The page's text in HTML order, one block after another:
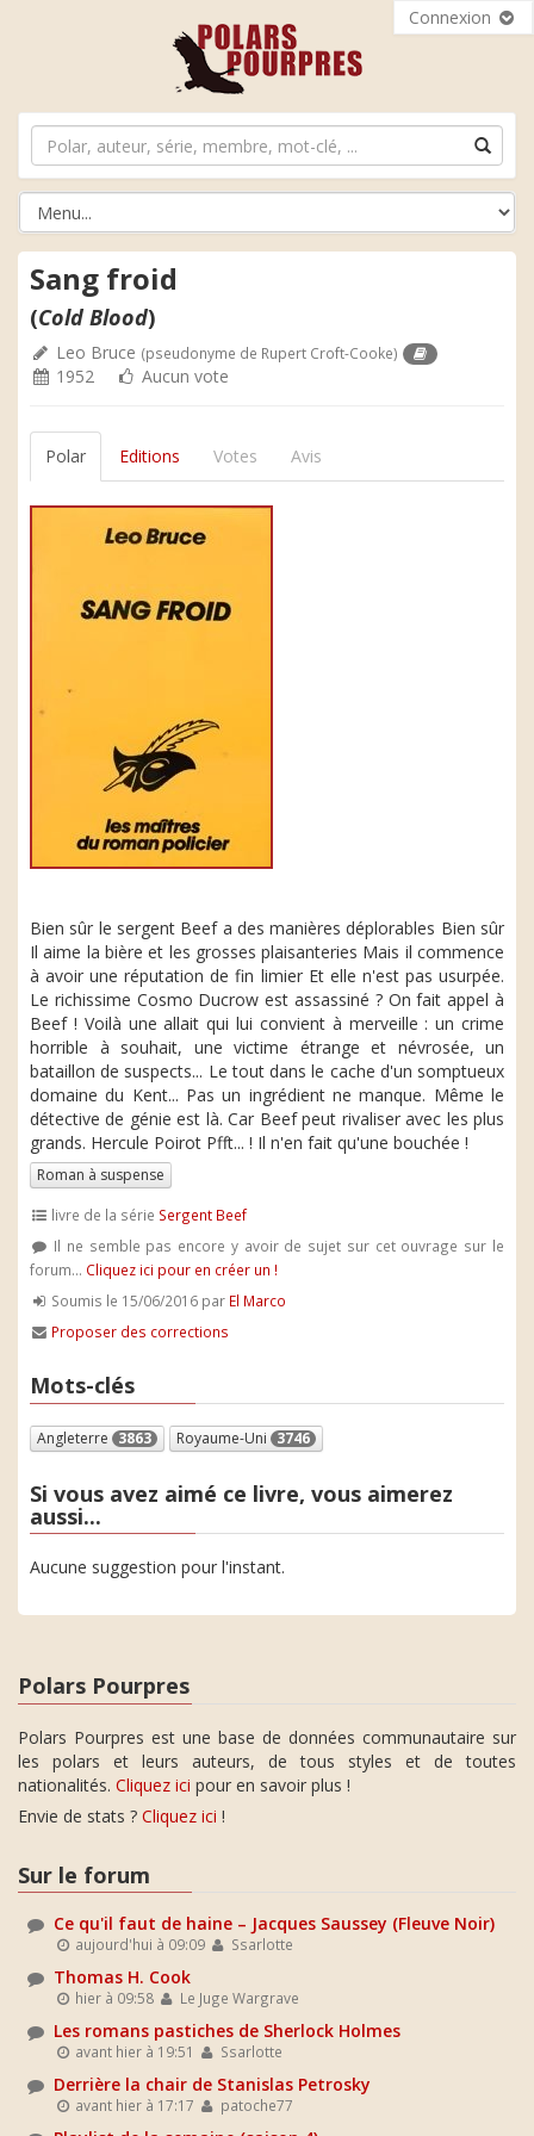
Connexion
Sang froid
(Cold Blood)
Leo Bruce (pseudonyme de Rupert Croft-Cooke)
1952 Aucun vote
Polar Editions Votes Avis
Bien sûr le sergent Beef a des manières déplorables Bien sûr
Il aime la bière et les grosses plaisanteries Mais il commence
à avoir une réputation de fin limier Et elle n'est pas usurpée.
Le richissime Cosmo Ducrow est assassiné ? On fait appel à
Beef ! Voilà une allait qui lui convient à merveille : un crime
horrible à souhait, une victime étrange et névrosée, un
bataillon de suspects... Le tout dans le cache d'un somptueux
domaine du Kent... Pas un ingrédient ne manque. Même le
détective de génie est là. Car Beef peut rivaliser avec les plus
grands. Hercule Poirot Pfft... ! Il n'en fait qu'une bouchée !
Roman à suspense
livre de la série Sergent Beef
Il ne semble pas encore y avoir de sujet sur cet ouvrage sur le
forum... Cliquez ici pour en créer un !
Soumis le 15/06/2016 par El Marco
Proposer des corrections
Mots-clés
Angleterre 3863 Royaume-Uni 3746
Si vous avez aimé ce livre, vous aimerez
aussi...
Aucune suggestion pour l'instant.
Polars Pourpres
Polars Pourpres est une base de données communautaire sur
les polars et leurs auteurs, de tous styles et de toutes
nationalités. Cliquez ici pour en savoir plus !
Envie de stats ? Cliquez ici !
Sur le forum
Ce qu'il faut de haine – Jacques Saussey (Fleuve Noir)
aujourd'hui à 09:09 Ssarlotte
Thomas H. Cook
hier à 09:58 Le Juge Wargrave
Les romans pastiches de Sherlock Holmes
avant hier à 19:51 Ssarlotte
Derrière la chair de Stanislas Petrosky
avant hier à 17:17 patoche77